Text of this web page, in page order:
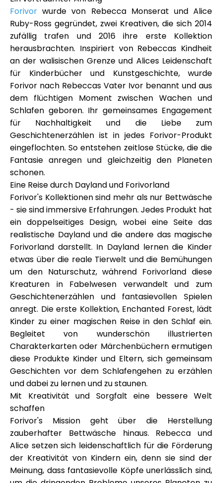
Kontaktieren Sie uns
Hilfe
Mein Konto
Finanzierung erhalten
ask@scrambleup.com
+372 712 2955
Forivor wurde von Rebecca Monserat und Alice
Ruby-Ross gegründet, zwei Kreativen, die sich 2014
zufällig trafen und 2016 ihre erste Kollektion
herausbrachten. Inspiriert von Rebeccas Kindheit
an der walisischen Grenze und Alices Leidenschaft
für Kinderbücher und Kunstgeschichte, wurde
Forivor nach Rebeccas Vater Ivor benannt und aus
dem flüchtigen Moment zwischen Wachen und
Schlafen geboren. Ihr gemeinsames Engagement
für Nachhaltigkeit und die Liebe zum
Geschichtenerzählen ist in jedes Forivor-Produkt
eingeflochten. So entstehen zeitlose Stücke, die die
Fantasie anregen und gleichzeitig den Planeten
schonen.
Eine Reise durch Dayland und Forivorland
Forivor's Kollektionen sind mehr als nur Bettwäsche
- sie sind immersive Erfahrungen. Jedes Produkt hat
ein doppelseitiges Design, wobei eine Seite das
realistische Dayland und die andere das magische
Forivorland darstellt. In Dayland lernen die Kinder
etwas über die reale Tierwelt und die Bemühungen
um den Naturschutz, während Forivorland diese
Kreaturen in Fabelwesen verwandelt und zum
Geschichtenerzählen und fantasievollen Spielen
anregt. Die erste Kollektion, Enchanted Forest, lädt
Kinder zu einer magischen Reise in den Schlaf ein.
Begleitet von wunderschön illustrierten
Charakterkarten oder Märchenbüchern ermutigen
diese Produkte Kinder und Eltern, sich gemeinsam
Geschichten vor dem Schlafengehen zu erzählen
und dabei zu lernen und zu staunen.
Mit Kreativität und Sorgfalt eine bessere Welt
schaffen
Forivor's Mission geht über die Herstellung
zauberhafter Bettwäsche hinaus. Rebecca und
Alice setzen sich leidenschaftlich für die Förderung
der Kreativität von Kindern ein, denn sie sind der
Meinung, dass fantasievolle Köpfe unerlässlich sind,